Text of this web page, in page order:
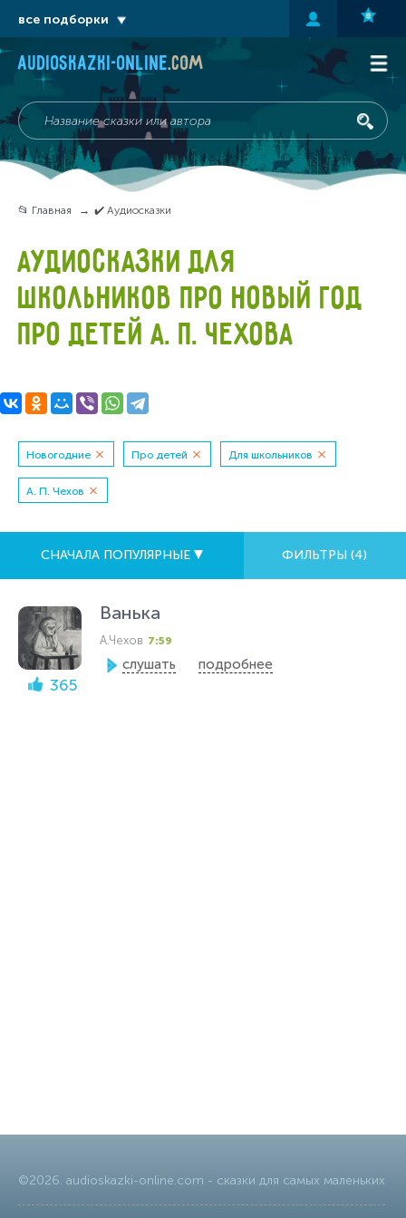
audioskazki-online.com
📂 Главная ✔️ Аудиосказки
АУДИОСКАЗКИ ДЛЯ
ШКОЛЬНИКОВ ПРО НОВЫЙ ГОД
ПРО ДЕТЕЙ А. П. ЧЕХОВА
Новогодние Про детей Для школьников
А. П. Чехов
СНАЧАЛА ПОПУЛЯРНЫЕ ФИЛЬТРЫ (4)
365
Ванька
А.Чехов 7:59
слушать подробнее
©2026. audioskazki-online.com - сказки для самых маленьких
все подборки